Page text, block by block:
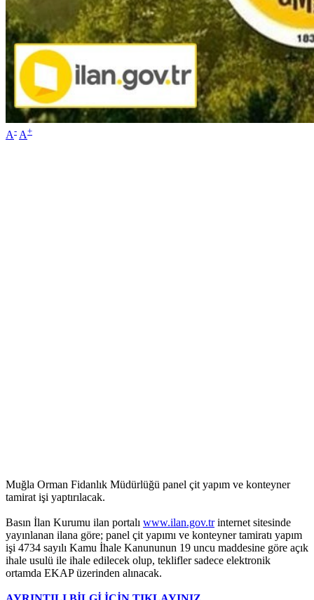
A- A+
Muğla Orman Fidanlık Müdürlüğü panel çit yapım ve konteyner
tamirat işi yaptırılacak.
Basın İlan Kurumu ilan portalı www.ilan.gov.trinternet sitesinde
yayınlanan ilana göre; panel çit yapımı ve konteyner tamiratı yapım
işi 4734 sayılı Kamu İhale Kanununun 19 uncu maddesine göre açık
ihale usulü ile ihale edilecek olup, teklifler sadece elektronik
ortamda EKAP üzerinden alınacak.